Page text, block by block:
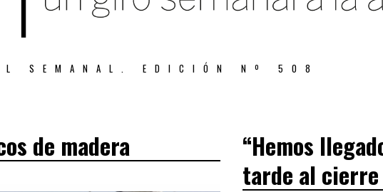
SEMANAL. EDICIÓN Nº 508
de madera
“Hemos
tarde al cierre